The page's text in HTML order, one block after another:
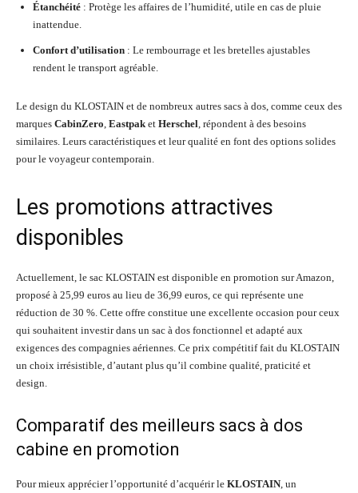
Étanchéité : Protège les affaires de l’humidité, utile en cas de pluie
inattendue.
Confort d’utilisation : Le rembourrage et les bretelles ajustables
rendent le transport agréable.
Le design du KLOSTAIN et de nombreux autres sacs à dos, comme ceux des
marques CabinZero, Eastpak et Herschel, répondent à des besoins
similaires. Leurs caractéristiques et leur qualité en font des options solides
pour le voyageur contemporain.
Les promotions attractives
disponibles
Actuellement, le sac KLOSTAIN est disponible en promotion sur Amazon,
proposé à 25,99 euros au lieu de 36,99 euros, ce qui représente une
réduction de 30 %. Cette offre constitue une excellente occasion pour ceux
qui souhaitent investir dans un sac à dos fonctionnel et adapté aux
exigences des compagnies aériennes. Ce prix compétitif fait du KLOSTAIN
un choix irrésistible, d’autant plus qu’il combine qualité, praticité et
design.
Comparatif des meilleurs sacs à dos
cabine en promotion
Pour mieux apprécier l’opportunité d’acquérir le KLOSTAIN, un